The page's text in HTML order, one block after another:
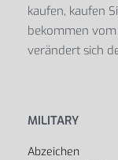
kaufen, kaufen
bekommen
verändert sich
MILITARY
Abzeichen